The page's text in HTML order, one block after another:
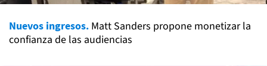
Nuevos ingresos. Matt Sanders propone monetizar la
confianza de las audiencias